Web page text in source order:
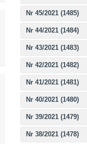
Nr 45/2021 (1485)
Nr 44/2021 (1484)
Nr 43/2021 (1483)
Nr 42/2021 (1482)
Nr 41/2021 (1481)
Nr 40/2021 (1480)
Nr 39/2021 (1479)
Nr 38/2021 (1478)